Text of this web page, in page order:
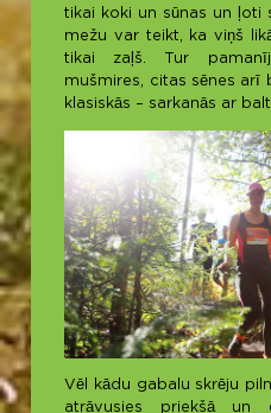
tikai koki un sūnas un ļoti
mežu var teikt, ka viņš
tikai zaļš. Tur
mušmires, citas sēnes arī
klasiskās – sarkanās ar
Vēl kādu gabalu skrēju
atrāvusies priekšā un